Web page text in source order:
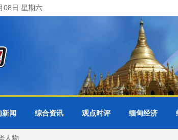
08日 星期六
新闻 综合资讯 观点时评 缅甸经济
人物